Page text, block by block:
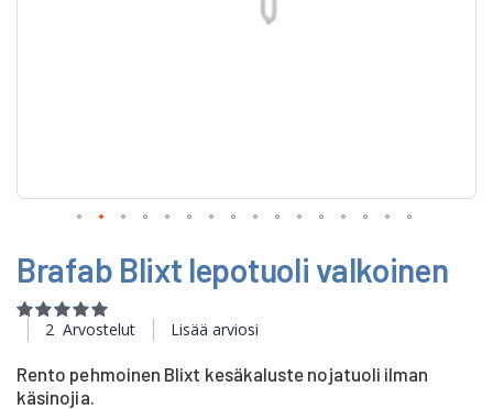
to
the
beginning
of
the
gallery
Brafab Blixt lepotuoli valkoinen
Rating:
100
100
2 Arvostelut Lisää arviosi
Rento pehmoinen Blixt kesäkaluste nojatuoli ilman
käsinojia.